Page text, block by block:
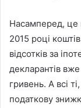
Насамперед, це
2015 році
відсотків за
декларантів
гривень. А всі
податкову